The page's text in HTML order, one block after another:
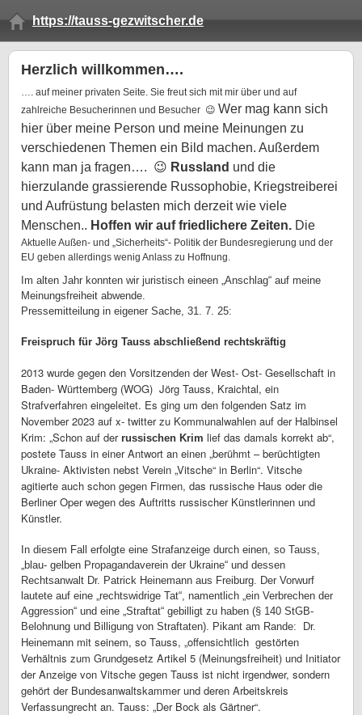
https://tauss-gezwitscher.de
Herzlich willkommen….
…. auf meiner privaten Seite. Sie freut sich mit mir über und auf
zahlreiche Besucherinnen und Besucher 😉 Wer mag kann sich
hier über meine Person und meine Meinungen zu
verschiedenen Themen ein Bild machen. Außerdem
kann man ja fragen…. 😉 Russland und die
hierzulande grassierende Russophobie, Kriegstreiberei
und Aufrüstung belasten mich derzeit wie viele
Menschen.. Hoffen wir auf friedlichere Zeiten. Die
Aktuelle Außen- und „Sicherheits“- Politik der Bundesregierung und der
EU geben allerdings wenig Anlass zu Hoffnung.
Im alten Jahr konnten wir juristisch eineen „Anschlag“ auf meine
Meinungsfreiheit abwende.
Pressemitteilung in eigener Sache, 31. 7. 25:
Freispruch für Jörg Tauss abschließend rechtskräftig
2013 wurde gegen den Vorsitzenden der West- Ost- Gesellschaft in
Baden- Württemberg (WOG) Jörg Tauss, Kraichtal, ein
Strafverfahren eingeleitet. Es ging um den folgenden Satz im
November 2023 auf x- twitter zu Kommunalwahlen auf der Halbinsel
Krim: „Schon auf der russischen Krim lief das damals korrekt ab“,
postete Tauss in einer Antwort an einen „berühmt – berüchtigten
Ukraine- Aktivisten nebst Verein „Vitsche“ in Berlin“. Vitsche
agitierte auch schon gegen Firmen, das russische Haus oder die
Berliner Oper wegen des Auftritts russischer Künstlerinnen und
Künstler.
In diesem Fall erfolgte eine Strafanzeige durch einen, so Tauss,
„blau- gelben Propagandaverein der Ukraine“ und dessen
Rechtsanwalt Dr. Patrick Heinemann aus Freiburg. Der Vorwurf
lautete auf eine „rechtswidrige Tat“, namentlich „ein Verbrechen der
Aggression“ und eine „Straftat“ gebilligt zu haben (§ 140 StGB-
Belohnung und Billigung von Straftaten). Pikant am Rande: Dr.
Heinemann mit seinem, so Tauss, „offensichtlich gestörten
Verhältnis zum Grundgesetz Artikel 5 (Meinungsfreiheit) und Initiator
der Anzeige von Vitsche gegen Tauss ist nicht irgendwer, sondern
gehört der Bundesanwaltskammer und deren Arbeitskreis
Verfassungrecht an. Tauss: „Der Bock als Gärtner“.